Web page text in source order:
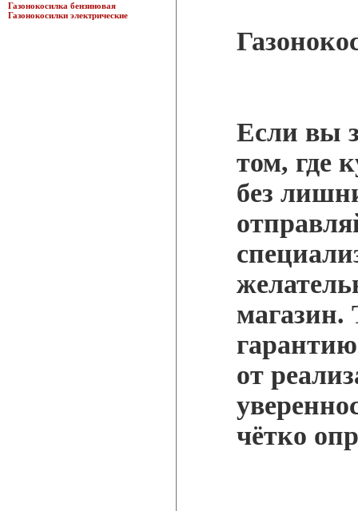
Газонокосилка бензиновая
Газонокосилки электрические
Если вы
том, где
без
магазин.
от
чётко